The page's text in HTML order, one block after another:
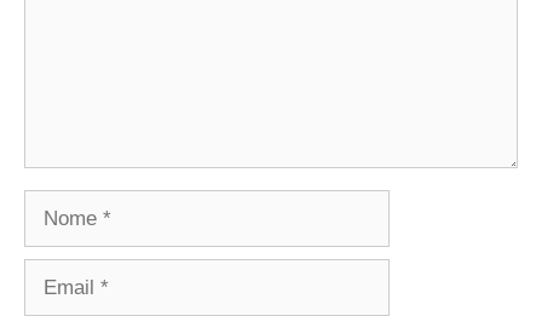
Nome
Email